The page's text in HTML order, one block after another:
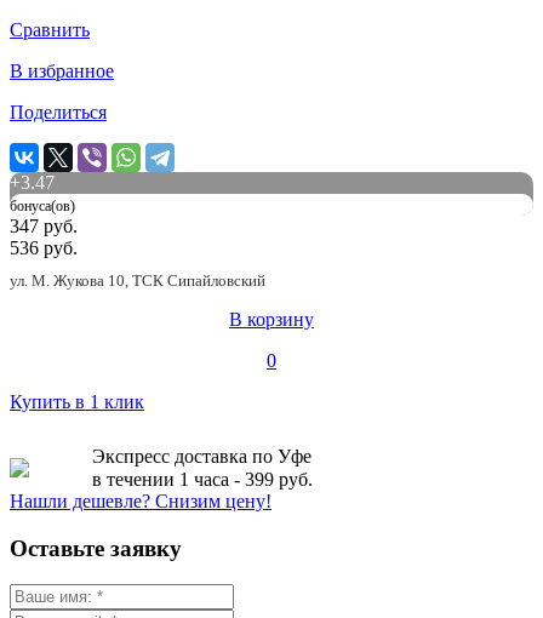
Сравнить
В избранное
Поделиться
+3.47
бонуса(ов)
347 руб.
536 руб.
ул. М. Жукова 10, ТСК Сипайловский
В корзину
0
Купить в 1 клик
Экспресс доставка по Уфе
в течении 1 часа - 399 руб.
Нашли дешевле? Снизим цену!
Оставьте заявку